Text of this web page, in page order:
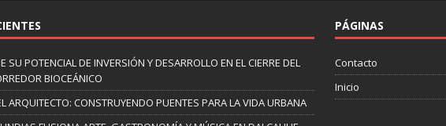
SU POTENCIAL DE INVERSIÓN Y DESARROLLO EN EL CIERRE DEL
BIOCEÁNICO
ARQUITECTO: CONSTRUYENDO PUENTES PARA LA VIDA URBANA
PÁGINAS
Contacto
Inicio